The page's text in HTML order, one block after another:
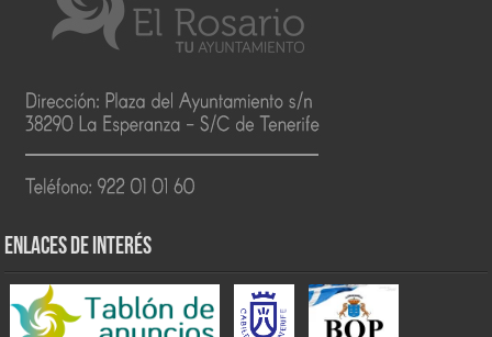
ENLACES DE INTERÉS